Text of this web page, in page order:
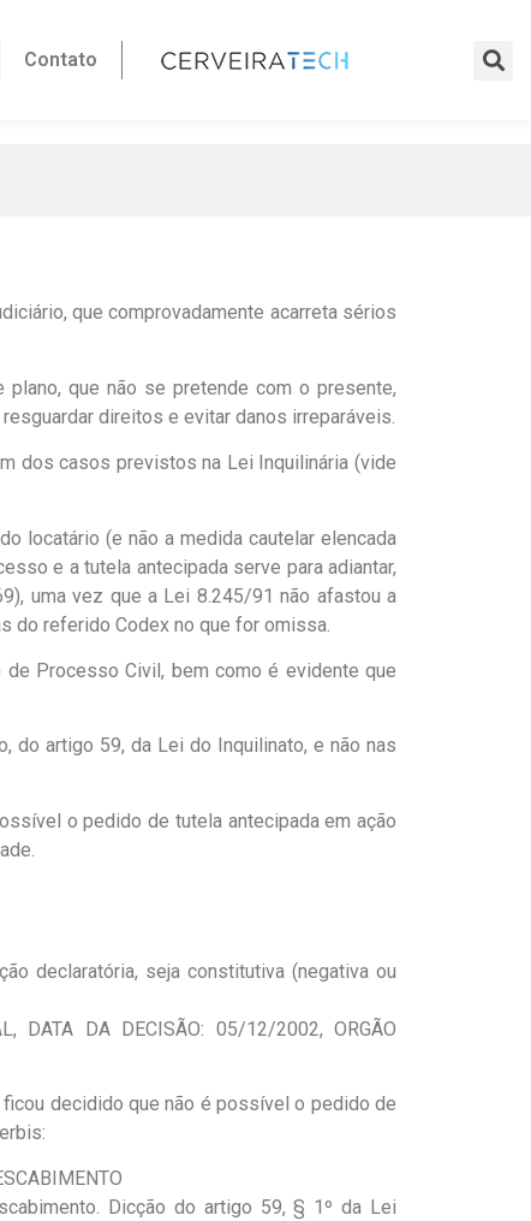
Contato
que comprovadamente acarreta sérios
que não se pretende com o presente,
direitos e evitar danos irreparáveis.
dos casos previstos na Lei Inquilinária (vide
locatário (e não a medida cautelar elencada
e a tutela antecipada serve para adiantar,
uma vez que a Lei 8.245/91 não afastou a
do referido Codex no que for omissa.
Processo Civil, bem como é evidente que
do artigo 59, da Lei do Inquilinato, e não nas
o pedido de tutela antecipada em ação
declaratória, seja constitutiva (negativa ou
DATA DA DECISÃO: 05/12/2002, ORGÃO
decidido que não é possível o pedido de
Dicção do artigo 59, § 1º da Lei